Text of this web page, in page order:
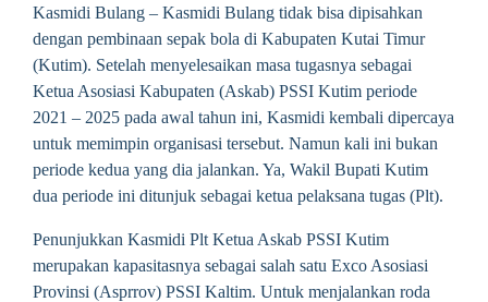
Kasmidi Bulang – Kasmidi Bulang tidak bisa dipisahkan
dengan pembinaan sepak bola di Kabupaten Kutai Timur
(Kutim). Setelah menyelesaikan masa tugasnya sebagai
Ketua Asosiasi Kabupaten (Askab) PSSI Kutim periode
2021 – 2025 pada awal tahun ini, Kasmidi kembali dipercaya
untuk memimpin organisasi tersebut. Namun kali ini bukan
periode kedua yang dia jalankan. Ya, Wakil Bupati Kutim
dua periode ini ditunjuk sebagai ketua pelaksana tugas (Plt).
Penunjukkan Kasmidi Plt Ketua Askab PSSI Kutim
merupakan kapasitasnya sebagai salah satu Exco Asosiasi
Provinsi (Asprrov) PSSI Kaltim. Untuk menjalankan roda